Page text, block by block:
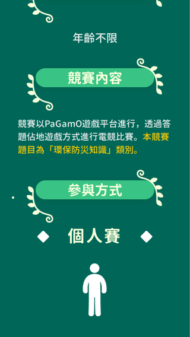
​年齡不限
競賽內容
競賽以PaGamO遊戲平台進行，透過答
題佔地遊戲方式進行電競比賽。 本競賽
題目為「環保防災知識」類別。
個人賽
參與方式